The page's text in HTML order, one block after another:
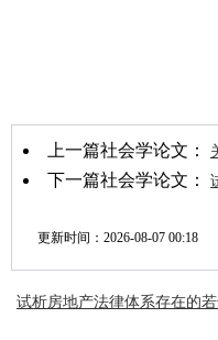
上一篇社会学论文：
下一篇社会学论文：
更新时间： 2026-08-07 00:18
试析房地产法律体系存在的